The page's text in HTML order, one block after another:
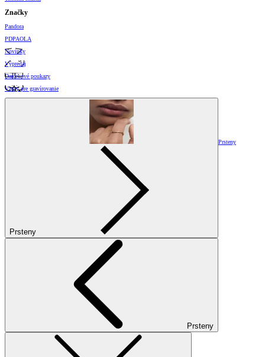
Značky
Pandora
PDPAOLA
Novinky
Výpredaj
Darčekové poukazy
Vzory pre gravírovanie
Prsteny
Prsteny
Prsteny